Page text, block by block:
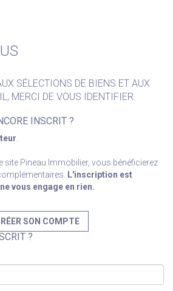
SÉLECTIONS DE BIENS ET AUX
MERCI DE VOUS IDENTIFIER.
INSCRIT ?
.
site Pineau Immobilier, vous bénéficierez
L'inscription est
vous engage en rien.
SON COMPTE
?